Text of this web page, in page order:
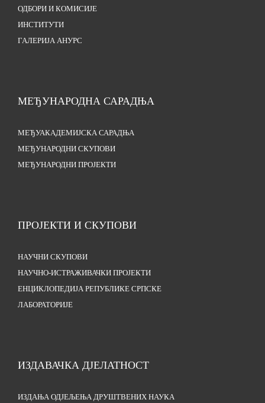
ОДБОРИ И КОМИСИЈЕ
ИНСТИТУТИ
ГАЛЕРИЈА АНУРС
МЕЂУНАРОДНА САРАДЊА
МЕЂУАКАДЕМИЈСКА САРАДЊА
МЕЂУНАРОДНИ СКУПОВИ
МЕЂУНАРОДНИ ПРОЈЕКТИ
ПРОЈЕКТИ И СКУПОВИ
НАУЧНИ СКУПОВИ
НАУЧНО-ИСТРАЖИВАЧКИ ПРОЈЕКТИ
ЕНЦИКЛОПЕДИЈА РЕПУБЛИКЕ СРПСКЕ
ЛАБОРАТОРИЈЕ
ИЗДАВАЧКА ДЈЕЛАТНОСТ
ИЗДАЊА ОДЈЕЉЕЊА ДРУШТВЕНИХ НАУКА